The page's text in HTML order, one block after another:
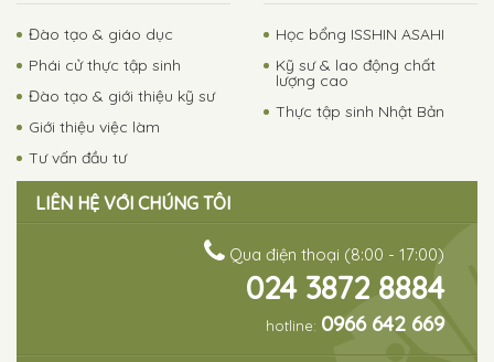
Đào tạo & giáo dục
Phái cử thực tập sinh
Đào tạo & giới thiệu kỹ sư
Giới thiệu việc làm
Tư vấn đầu tư
Học bổng ISSHIN ASAHI
Kỹ sư & lao động chất
lượng cao
Thực tập sinh Nhật Bản
LIÊN HỆ VỚI CHÚNG TÔI
Qua điện thoại (8:00 - 17:00)
024 3872 8884
hotline: 0966 642 669